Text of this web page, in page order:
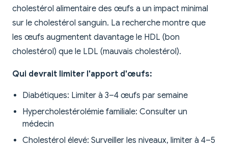
cholestérol alimentaire des œufs a un impact minimal
sur le cholestérol sanguin. La recherche montre que
les œufs augmentent davantage le HDL (bon
cholestérol) que le LDL (mauvais cholestérol).
Qui devrait limiter l'apport d'œufs:
Diabétiques: Limiter à 3–4 œufs par semaine
Hypercholestérolémie familiale: Consulter un
médecin
Cholestérol élevé: Surveiller les niveaux, limiter à 4–5